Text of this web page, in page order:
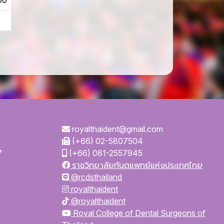
royalthaident@gmail.com
(+66) 02-5807504
(+66) 081-2557945
ราชวิทยาลัยทันตแพทย์แห่งประเทศไทย
@rcdsthailand
royalthaident
@royalthaident
Royal College of Dental Surgeons of